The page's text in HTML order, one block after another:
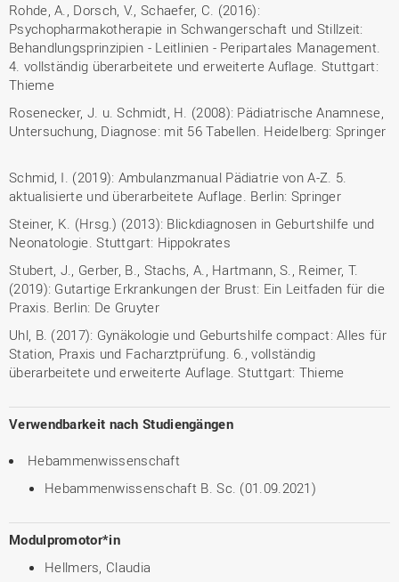
Rohde, A., Dorsch, V., Schaefer, C. (2016):
Psychopharmakotherapie in Schwangerschaft und Stillzeit:
Behandlungsprinzipien - Leitlinien - Peripartales Management.
4. vollständig überarbeitete und erweiterte Auflage. Stuttgart:
Thieme
Rosenecker, J. u. Schmidt, H. (2008): Pädiatrische Anamnese,
Untersuchung, Diagnose: mit 56 Tabellen. Heidelberg: Springer
Schmid, I. (2019): Ambulanzmanual Pädiatrie von A-Z. 5.
aktualisierte und überarbeitete Auflage. Berlin: Springer
Steiner, K. (Hrsg.) (2013): Blickdiagnosen in Geburtshilfe und
Neonatologie. Stuttgart: Hippokrates
Stubert, J., Gerber, B., Stachs, A., Hartmann, S., Reimer, T.
(2019): Gutartige Erkrankungen der Brust: Ein Leitfaden für die
Praxis. Berlin: De Gruyter
Uhl, B. (2017): Gynäkologie und Geburtshilfe compact: Alles für
Station, Praxis und Facharztprüfung. 6., vollständig
überarbeitete und erweiterte Auflage. Stuttgart: Thieme
Verwendbarkeit nach Studiengängen
Hebammenwissenschaft
Hebammenwissenschaft B. Sc. (01.09.2021)
Modulpromotor*in
Hellmers, Claudia